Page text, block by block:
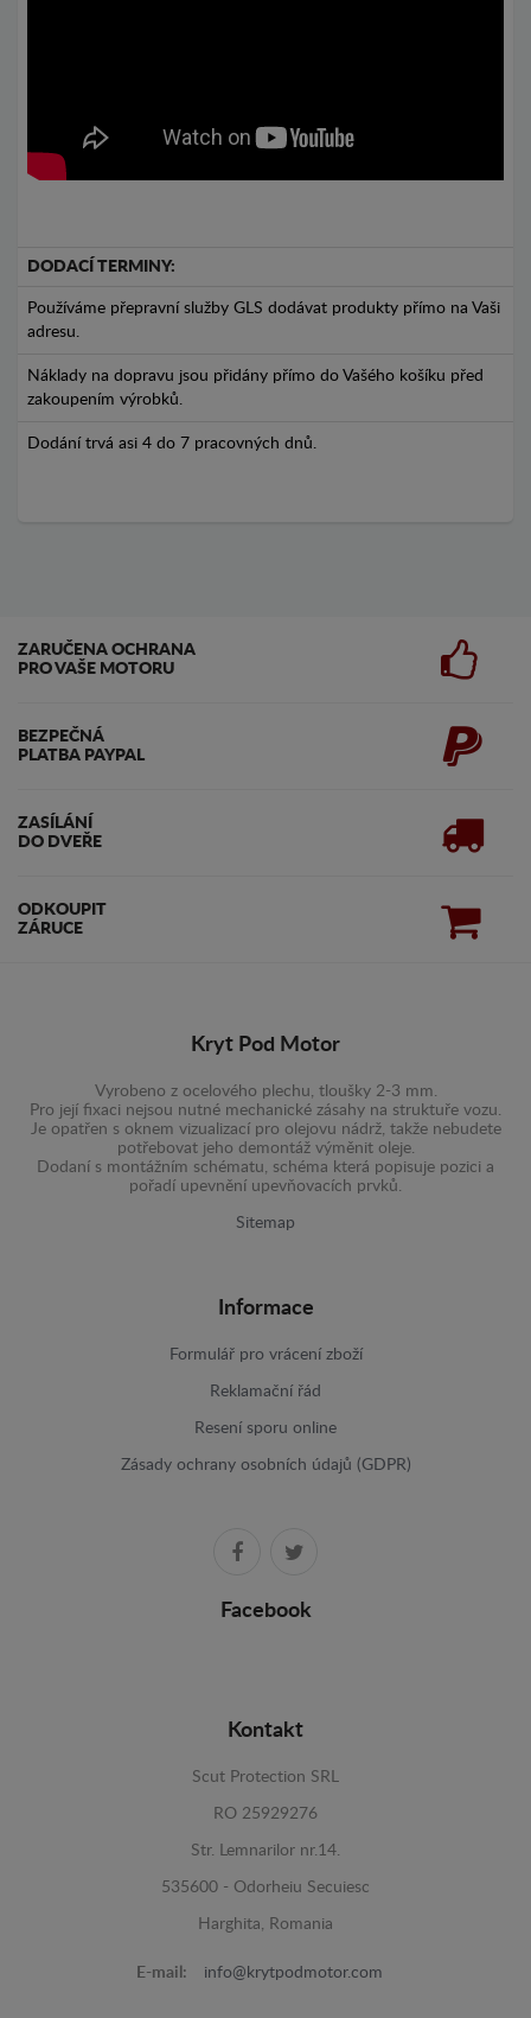
DODACÍ TERMINY:
Používáme přepravní služby GLS dodávat produkty přímo na Vaši
adresu.
Náklady na dopravu jsou přidány přímo do Vašého košíku před
zakoupením výrobků.
Dodání trvá asi 4 do 7 pracovných dnů.
ZARUČENA OCHRANA
PRO VAŠE MOTORU
BEZPEČNÁ
PLATBA PAYPAL
ZASÍLÁNÍ
DO DVEŘE
ODKOUPIT
ZÁRUCE
Kryt Pod Motor
Vyrobeno z ocelového plechu, tloušky 2-3 mm.
Pro její fixaci nejsou nutné mechanické zásahy na struktuře vozu.
Je opatřen s oknem vizualizací pro olejovu nádrž, takže nebudete
potřebovat jeho demontáž výměnit oleje.
Dodaní s montážním schématu, schéma která popisuje pozici a
pořadí upevnění upevňovacích prvků.
Sitemap
Informace
Formulář pro vrácení zboží
Reklamační řád
Resení sporu online
Zásady ochrany osobních údajů (GDPR)
Facebook
Kontakt
Scut Protection SRL
RO 25929276
Str. Lemnarilor nr.14.
535600 - Odorheiu Secuiesc
Harghita, Romania
E-mail: info@krytpodmotor.com